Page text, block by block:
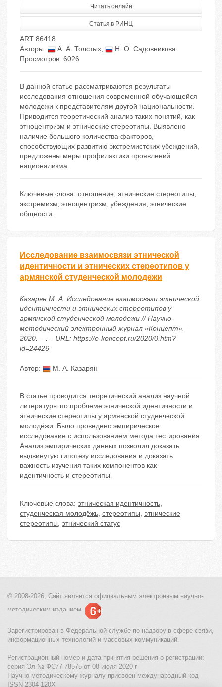
Читать онлайн
Статья в РИНЦ
ART 86418
Авторы:
А. А. Толстых,
Н. О. Садовникова
Просмотров: 6026
В данной статье рассматриваются результаты
исследования отношения современной обучающейся
молодежи к представителям другой национальности.
Приводится теоретический анализ таких понятий, как
этноцентризм и этнические стереотипы. Выявлено
наличие большого количества факторов,
способствующих развитию экстремистских убеждений,
предложены меры профилактики проявлений
национализма.
Ключевые слова: отношение, этнические стереотипы,
экстремизм, этноцентризм, убеждения, этнические
общности
Исследование взаимосвязи этнической
идентичности и этнических стереотипов у
армянской студенческой молодежи
Казарян М. А. Исследование взаимосвязи этнической
идентичности и этнических стереотипов у
армянской студенческой молодежи // Научно-
методический электронный журнал «Концепт». –
2020. – . – URL: https://e-koncept.ru/2020/0.htm?
id=24426
Автор: М. А. Казарян
В статье проводится теоретический анализ научной
литературы по проблеме этнической идентичности и
этнические стереотипы у армянской студенческой
молодёжи. Было проведено эмпирическое
исследование с использованием метода тестирования.
Анализ эмпирических данных позволил доказать
выдвинутую гипотезу исследования и доказать
важность изучения таких компонентов как
идентичность и стереотипы.
Ключевые слова: этническая идентичность,
студенческая молодёжь, стереотипы, этнические
стереотипы, этнический статус
© 2008-2026, Сайт является официальным электронным научно-
методическим изданием.
Зарегистрирован в Федеральной службе по надзору в сфере связи,
информационных технологий и массовых коммуникаций.
Регистрационный номер и дата принятия решения о регистрации:
серия Эл № ФС77-78575 от 08 июля 2020 г
Научно-методическому журналу присвоен международный код
ISSN 2304-120X